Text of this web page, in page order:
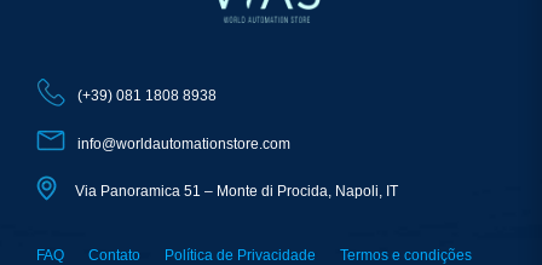
(+39) 081 1808 8938
info@worldautomationstore.com
Via Panoramica 51 – Monte di Procida, Napoli, IT
FAQ Contato Política de Privacidade Termos e condições